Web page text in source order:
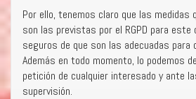
Por ello, tenemos claro que las medidas
son las previstas por el RGPD para
seguros de que son las adecuadas para
Además en todo momento, lo podemos
petición de cualquier interesado y ante
supervisión.